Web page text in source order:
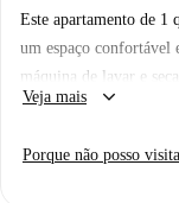
Este apartamento de
um espaço confortável
máquina de lavar e
louça. A cozinha é
Wi-Fi com limite
Veja mais keyboard_arrow_down
Porque não posso